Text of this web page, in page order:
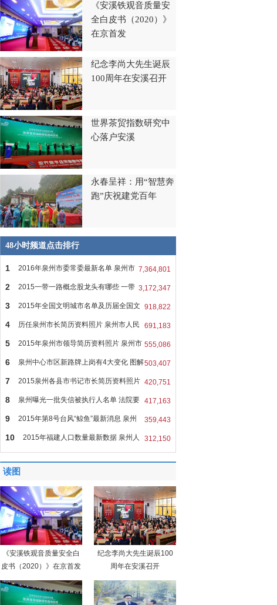
《安溪铁观音质量安
全白皮书（2020）》
在京首发
纪念李尚大先生诞辰
100周年在安溪召开
世界茶贸指数研究中
心落户安溪
永春呈祥：用“智慧奔
跑”庆祝建党百年
48小时频道点击排行
7,364,801
1 2016年泉州市委常委最新名单 泉州市
县 3,172,347
2 2015一带一路概念股龙头有哪些 一带
一 918,822
3 2015年全国文明城市名单及历届全国文
明 691,183
4 历任泉州市长简历资料照片 泉州市人民
555,086
5 2015年泉州市领导简历资料照片 泉州市
503,407
6 泉州中心市区新路牌上岗有4大变化 图解
420,751
7 2015泉州各县市书记市长简历资料照片
417,163
8 泉州曝光一批失信被执行人名单 法院要
359,443
9 2015年第8号台风“鲸鱼”最新消息 泉州
312,150
10 2015年福建人口数量最新数据 泉州人
口8
读图
《安溪铁观音质量安全白
皮书（2020）》在京首发
纪念李尚大先生诞辰100
周年在安溪召开